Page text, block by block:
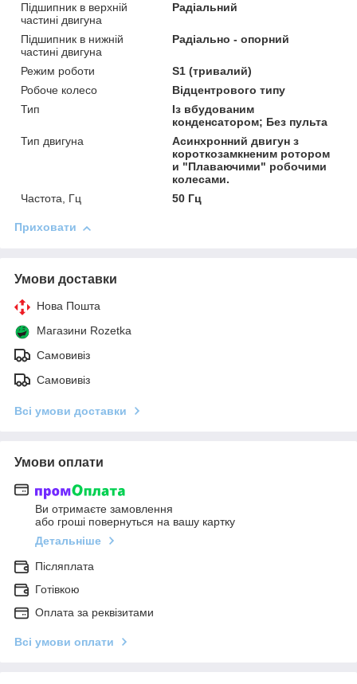
Підшипник в верхній
частині двигуна
Радіальний
Підшипник в нижній
частині двигуна
Радіально - опорний
Режим роботи
S1 (тривалий)
Робоче колесо
Відцентрового типу
Тип
Із вбудованим
конденсатором; Без пульта
Тип двигуна
Асинхронний двигун з
короткозамкненим ротором
и "Плаваючими" робочими
колесами.
Частота, Гц
50 Гц
Приховати
Умови доставки
Нова Пошта
Магазини Rozetka
Самовивіз
Самовивіз
Всі умови доставки
Умови оплати
Ви отримаєте замовлення
або гроші повернуться на вашу картку
Детальніше
Післяплата
Готівкою
Оплата за реквізитами
Всі умови оплати